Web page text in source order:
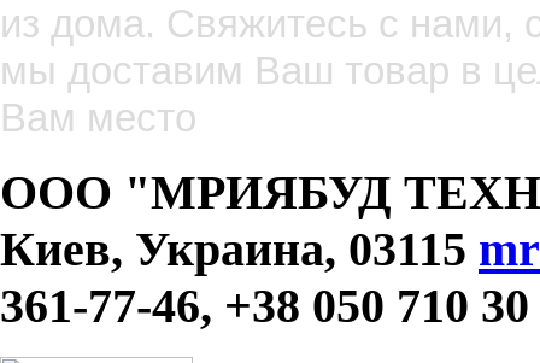
из дома. Свяжитесь с нами,
мы доставим Ваш товар в
Вам место
ООО "МРИЯБУД
Киев, Украина, 03115
361-77-46, +38 050 710 30